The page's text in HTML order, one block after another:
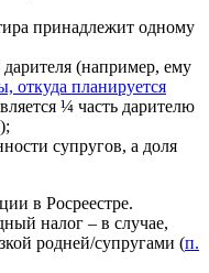
принадлежит одному
(например, ему
откуда планируется
¼ часть дарителю
супругов, а доля
в Росреестре.
налог – в случае,
родней/супругами (п.